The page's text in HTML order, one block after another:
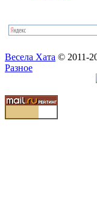
Весела Хата © 2011-
Разное